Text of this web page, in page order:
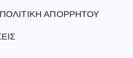
ΠΟΛΙΤΙΚΗ ΑΠΟΡΡΗΤΟΥ